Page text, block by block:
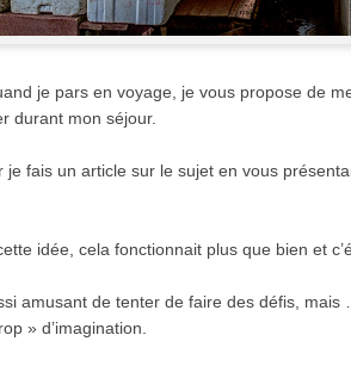
je pars en voyage, je vous propose de
durant mon séjour.
je fais un article sur le sujet en vous
idée, cela fonctionnait plus que bien et
amusant de tenter de faire des défis, mais
» d’imagination.